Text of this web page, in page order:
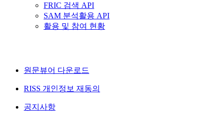
FRIC 검색 API
SAM 분석활용 API
활용 및 참여 현황
원문뷰어 다운로드
RISS 개인정보 재동의
공지사항